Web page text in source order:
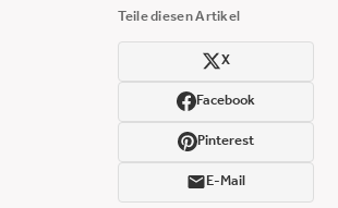
Teile diesen Artikel
X
Facebook
Pinterest
E-Mail